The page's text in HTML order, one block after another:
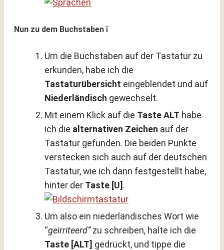
Nun zu dem Buchstaben ï
Um die Buchstaben auf der Tastatur zu
erkunden, habe ich die
Tastaturübersicht eingeblendet und auf
Niederländisch gewechselt.
Mit einem Klick auf die Taste ALT habe
ich die alternativen Zeichen auf der
Tastatur gefunden. Die beiden Punkte
verstecken sich auch auf der deutschen
Tastatur, wie ich dann festgestellt habe,
hinter der Taste [U] .
Um also ein niederländisches Wort wie
“geïrriteerd”zu schreiben, halte ich die
Taste [ALT] gedrückt, und tippe die